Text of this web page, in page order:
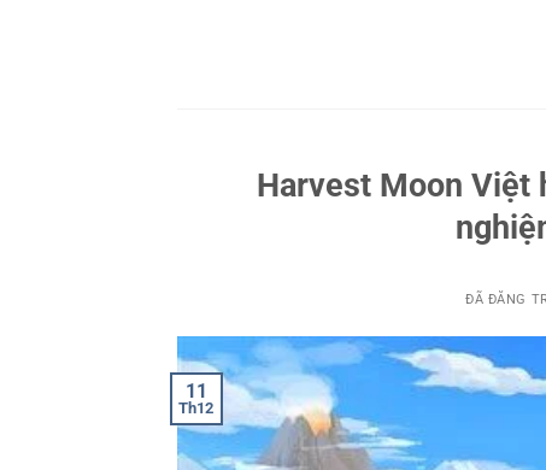
Harvest Moon Việt
ĐÃ ĐĂNG
11
Th12